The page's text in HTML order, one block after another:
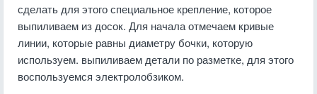
сделать для этого специальное крепление, которое
выпиливаем из досок. Для начала отмечаем кривые
линии, которые равны диаметру бочки, которую
используем. выпиливаем детали по разметке, для этого
воспользуемся электролобзиком.